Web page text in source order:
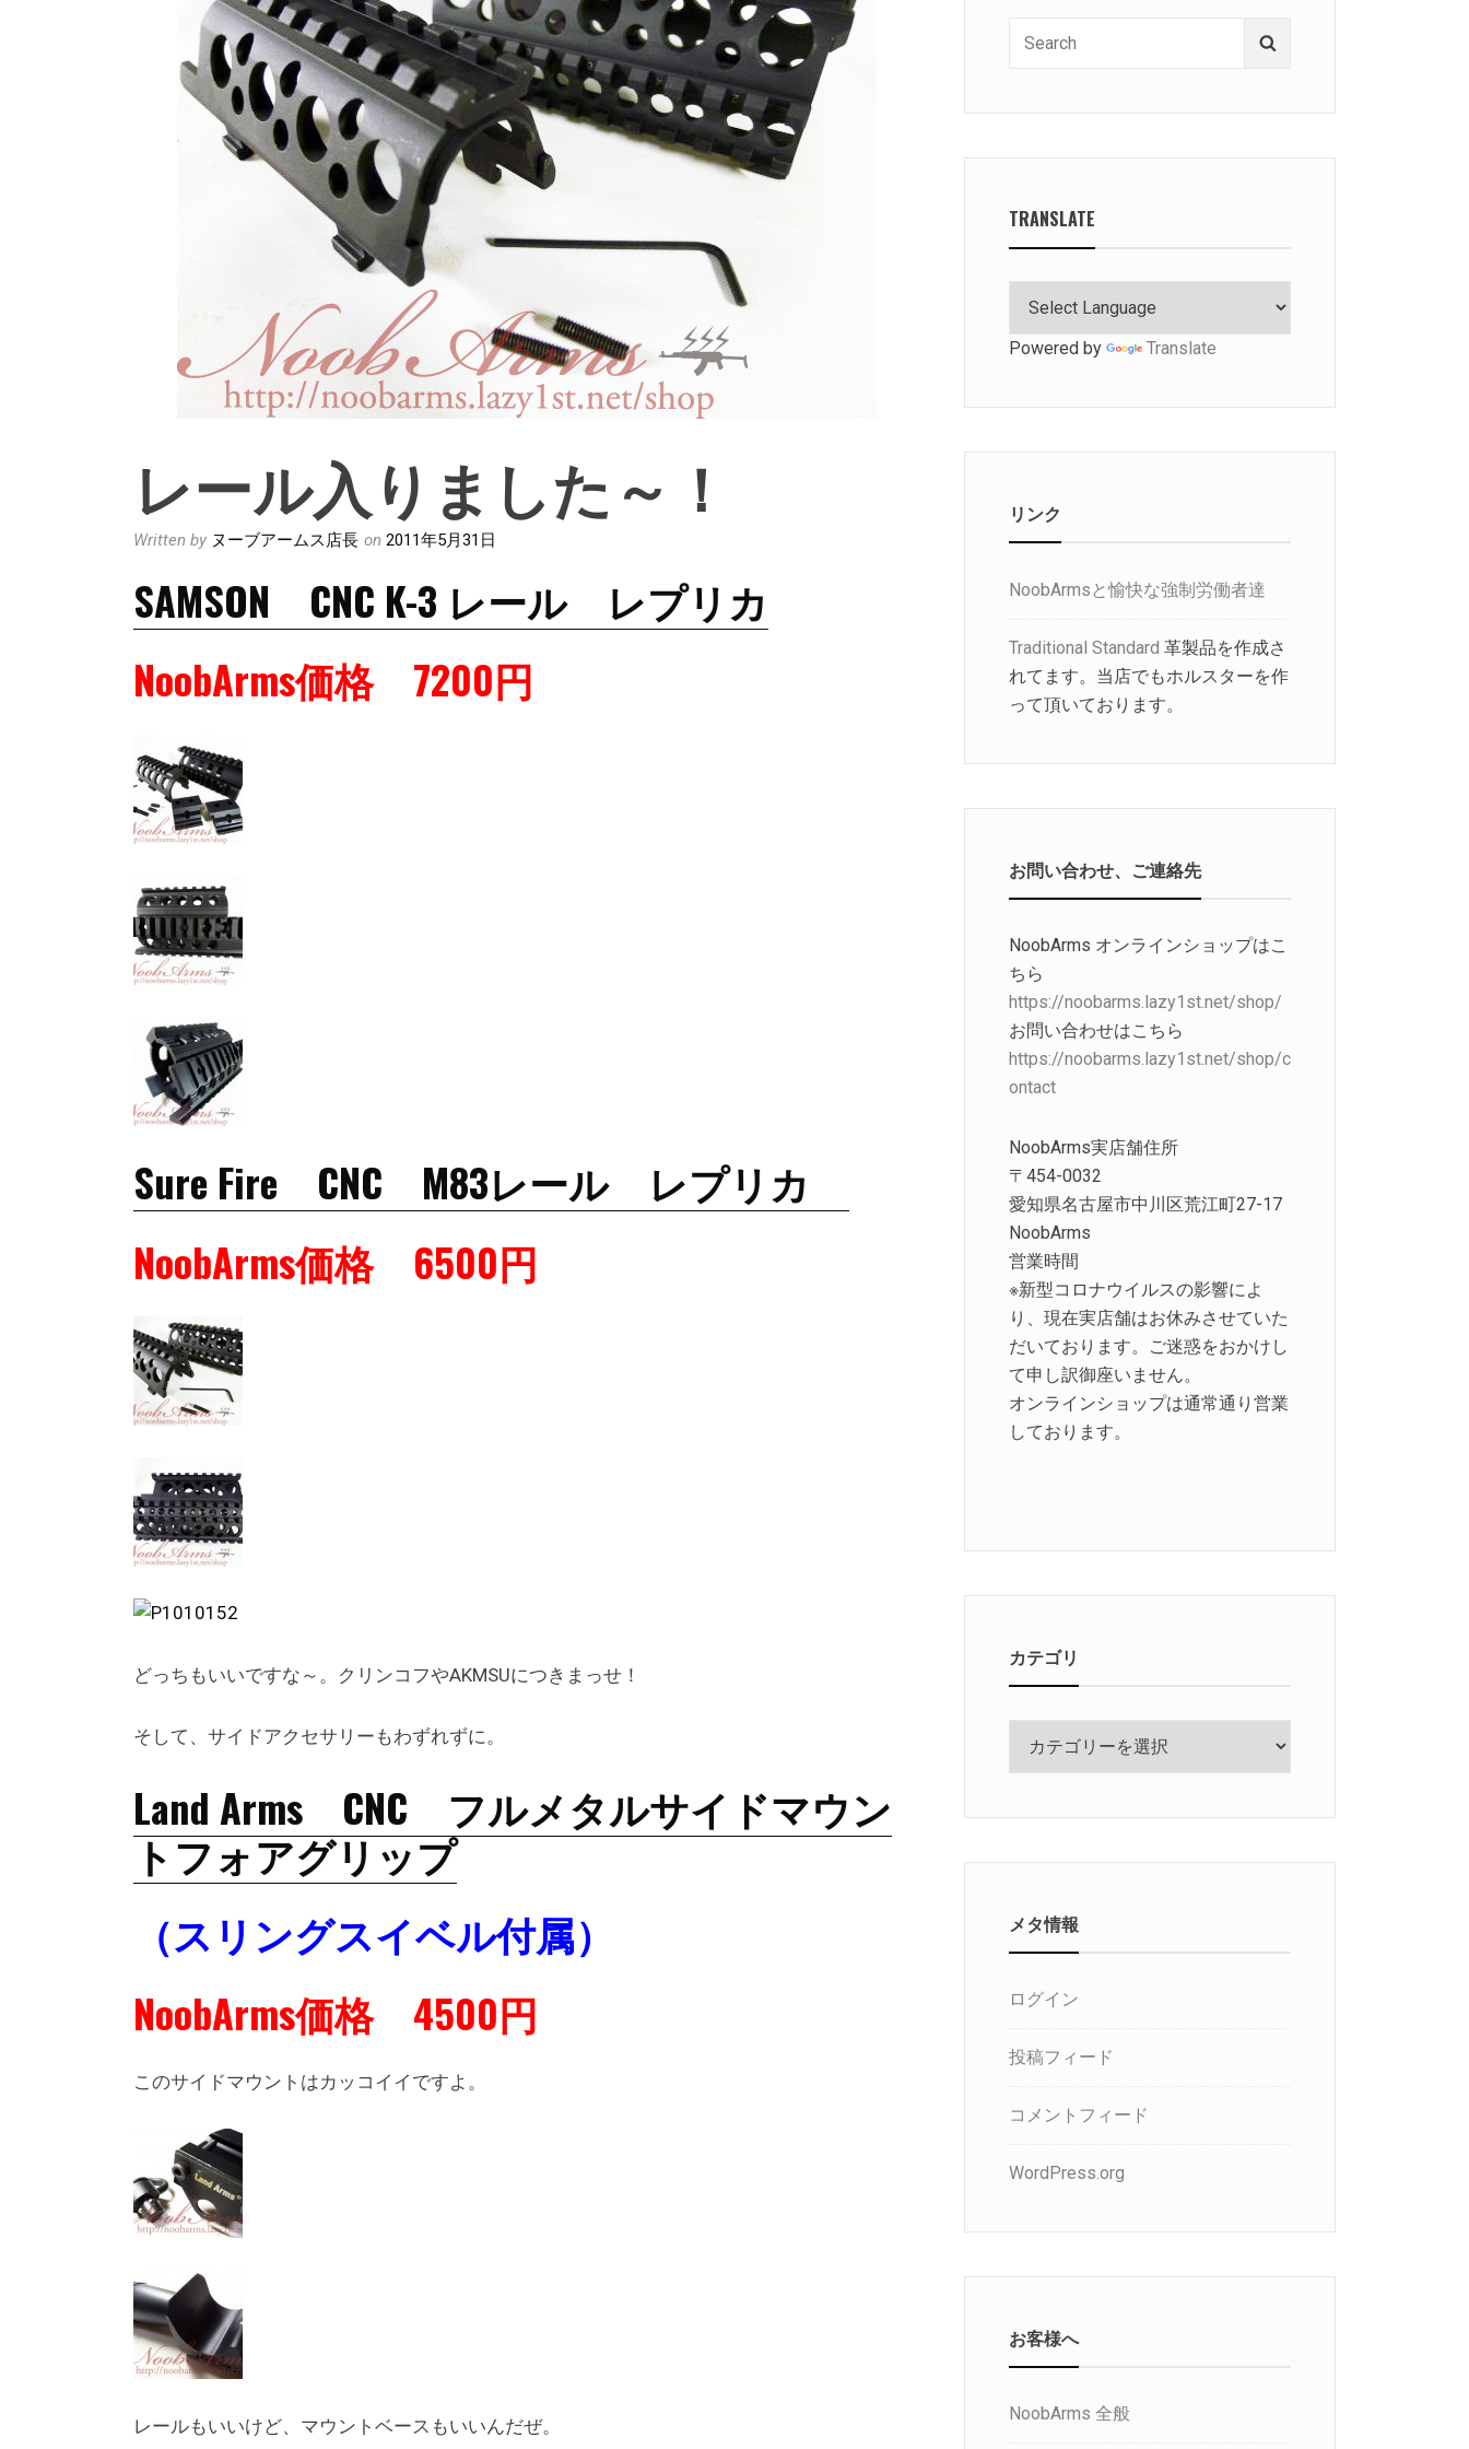
レール入りました～！
Written by ヌーブアームス店長 on 2011年5月31日
SAMSON CNC K-3 レール レプリカ
NoobArms価格 7200円
Sure Fire CNC M83レール レプリカ
NoobArms価格 6500円
どっちもいいですな～。クリンコフやAKMSUにつきまっせ！
そして、サイドアクセサリーもわずれずに。
Land Arms CNC フルメタルサイドマウン
トフォアグリップ
（スリングスイベル付属）
NoobArms価格 4500円
このサイドマウントはカッコイイですよ。
レールもいいけど、マウントベースもいいんだぜ。
TRANSLATE
Powered by Translate
リンク
NoobArmsと愉快な強制労働者達
Traditional Standard 革製品を作成さ
れてます。当店でもホルスターを作
って頂いております。
お問い合わせ、ご連絡先
NoobArms オンラインショップはこ
ちら
https://noobarms.lazy1st.net/shop/
お問い合わせはこちら
https://noobarms.lazy1st.net/shop/c
ontact
NoobArms実店舗住所
〒454-0032
愛知県名古屋市中川区荒江町27-17
NoobArms
営業時間
※新型コロナウイルスの影響によ
り、現在実店舗はお休みさせていた
だいております。ご迷惑をおかけし
て申し訳御座いません。
オンラインショップは通常通り営業
しております。
カテゴリ
リ
メタ情報
ログイン
投稿フィード
コメントフィード
WordPress.org
お客様へ
NoobArms 全般